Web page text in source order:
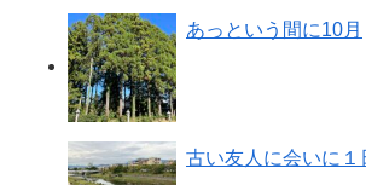
あっという間に10月
古い友人に会いに